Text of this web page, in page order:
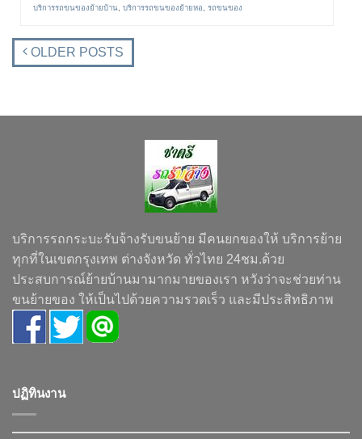
บริการรถขนของย้ายบ้าน บริการรถขนของย้ายหอ รถขนของ
OLDER POSTS
บริการรถกระบะรับจ้างรับขนย้าย มีคนยกของให้ บริการย้าย
ทุกที่ในเขตกรุงเทพ ต่างจังหวัด ทั่วไทย 24ชม.ด้วย
ประสบการณ์ย้ายบ้านมามากมายของเรา หวังว่าจะช่วยท่าน
ขนย้ายของ ให้เป็นไปด้วยความรวดเร็ว และมีประสิทธิภาพ
ปฏิทินงาน